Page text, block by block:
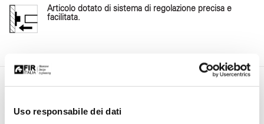
Uso responsabile dei dati
Articolo dotato di sistema di regolazione precisa e
facilitata.